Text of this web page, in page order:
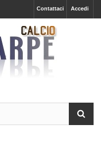
Accedi
Contattaci